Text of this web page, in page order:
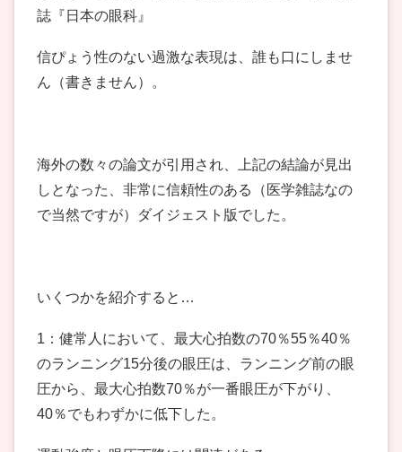
誌『日本の眼科』
信ぴょう性のない過激な表現は、誰も口にしませ
ん（書きません）。
海外の数々の論文が引用され、上記の結論が見出
しとなった、非常に信頼性のある（医学雑誌なの
で当然ですが）ダイジェスト版でした。
いくつかを紹介すると…
1：健常人において、最大心拍数の70％55％40％
のランニング15分後の眼圧は、ランニング前の眼
圧から、最大心拍数70％が一番眼圧が下がり、
40％でもわずかに低下した。